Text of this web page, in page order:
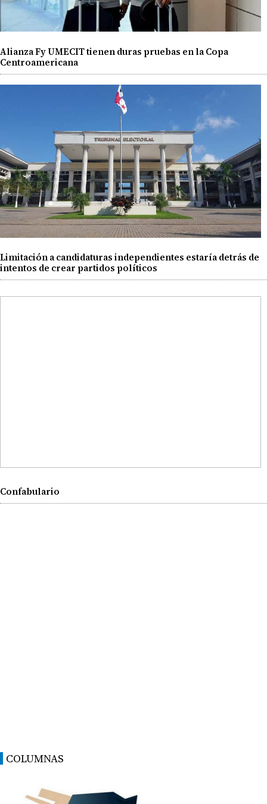
Alianza Fy UMECIT tienen duras pruebas en la Copa
Centroamericana
Limitación a candidaturas independientes estaría detrás de
intentos de crear partidos políticos
Confabulario
COLUMNAS